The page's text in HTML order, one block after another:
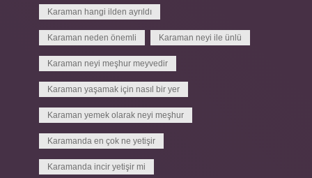
Karaman hangi ilden ayrıldı
Karaman neden önemli Karaman neyi ile ünlü
Karaman neyi meşhur meyvedir
Karaman yaşamak için nasıl bir yer
Karaman yemek olarak neyi meşhur
Karamanda en çok ne yetişir
Karamanda incir yetişir mi